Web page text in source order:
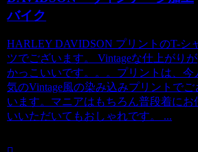
バイク
HARLEY DAVIDSON プリントのT-シ
ツでございます。 Vintageな仕上がりが
かっこいいです。。。プリントは、今
気のVintage風の染み込みプリントでご
います。マニアはもちろん普段着にお
いいただいてもおしゃれです。 ...